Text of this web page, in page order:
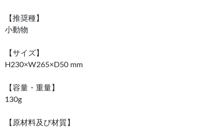
【推奨種】
小動物
【サイズ】
H230×W265×D50 mm
【容量・重量】
130g
【原材料及び材質】